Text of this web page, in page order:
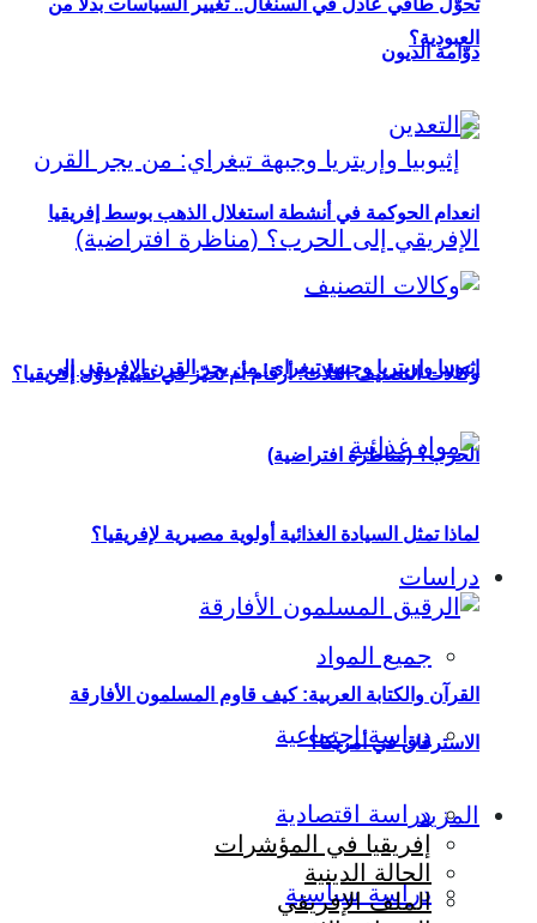
العبودية؟
إثيوبيا وإريتريا وجبهة تيغراي: من يجر القرن الإفريقي إلى
الحرب؟ (مناظرة افتراضية)
دراسات
جميع المواد
دراسة اجتماعية
دراسة اقتصادية
دراسة سياسية
تحوُّل طاقي عادل في السنغال.. تغيير السياسات بدلاً من
دوّامة الديون
انعدام الحوكمة في أنشطة استغلال الذهب بوسط إفريقيا
وكالات التصنيف الثلاث: أرقام أم تحيّز في تقييم دول إفريقيا؟
لماذا تمثل السيادة الغذائية أولوية مصيرية لإفريقيا؟
القرآن والكتابة العربية: كيف قاوم المسلمون الأفارقة
الاسترقاق في أمريكا؟
المزيد
إفريقيا في المؤشرات
الحالة الدينية
الملف الإفريقي